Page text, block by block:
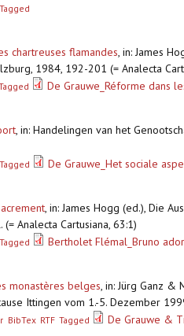
Tagged
chartreuses flamandes, in: James
1984, 192-201 (= Analecta
De Grauwe_Réforme dans
, in: Handelingen van het
Tagged De Grauwe_Het sociale
, in: James Hogg (ed.), Die
Analecta Cartusiana, 63:1)
Tagged Bertholet Flémal_Bruno
monastères belges, in: Jürg Ganz &
Ittingen vom 1.-5. Dezember
BibTex RTF Tagged
De Grauwe &